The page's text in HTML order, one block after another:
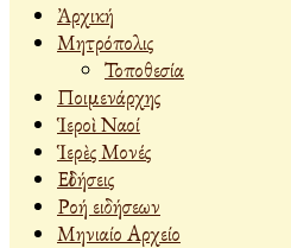
Ἀρχική
Μητρόπολις
Τοποθεσία
Ποιμενάρχης
Ἱεροὶ Ναοί
Ἱερὲς Μονές
Εἰδήσεις
Ροή ειδήσεων
Μηνιαίο Αρχείο